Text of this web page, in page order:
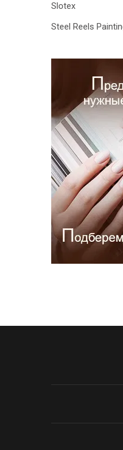
Slotex
Steel Reels